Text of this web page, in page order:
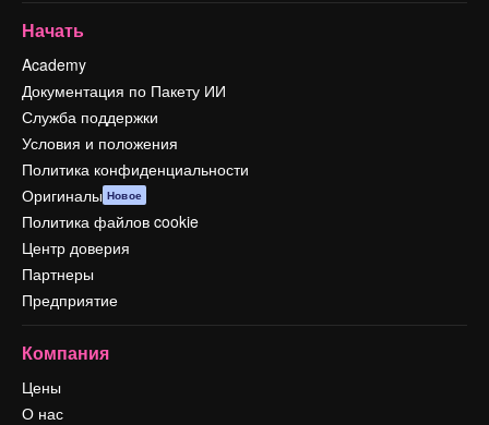
Начать
Academy
Документация по Пакету ИИ
Служба поддержки
Условия и положения
Политика конфиденциальности
Оригиналы Новое
Политика файлов cookie
Центр доверия
Партнеры
Предприятие
Компания
Цены
О нас